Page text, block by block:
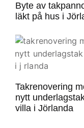
Byte av
läkt på hus i
Takrenovering
nytt
villa i Jörlanda